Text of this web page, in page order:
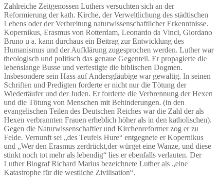
Zahlreiche Zeitgenossen Luthers versuchten sich an der
Reformierung der kath. Kirche, der Verweltlichung des städtischen
Lebens oder der Verbreitung naturwissenschaftlicher Erkenntnisse.
Kopernikus, Erasmus von Rotterdam, Leonardo da Vinci, Giordano
Bruno u a. kann durchaus ein Beitrag zur Entwicklung des
Humanismus und der Aufklärung zugesprochen werden. Luther war
theologisch und politisch das genaue Gegenteil. Er propagierte die
lebenslange Busse und verfestigte die biblischen Dogmen.
Insbesondere sein Hass auf Andersgläubige war gewaltig. In seinen
Schriften und Predigten forderte er nicht nur die Tötung der
Wiedertäufer und der Juden. Er forderte die Verbrennung der Hexen
und die Tötung von Menschen mit Behinderungen. (in den
evangelischen Teilen des Deutschen Reiches war die Zahl der als
Hexen verbrannten Frauen erheblich höher als in den katholischen).
Gegen die Naturwissenschaftler und Kirchenreformer zog er zu
Felde. Vernunft sei „des Teufels Hure“ entgegnete er Kopernikus
und „Wer den Erasmus zerdrückt,der würget eine Wanze, und diese
stinkt noch tot mehr als lebendig“ lies er ebenfalls verlauten. Der
Luther Biograf Richard Marius bezeichnete Luther als „eine
Katastrophe für die westliche Zivilisation“.